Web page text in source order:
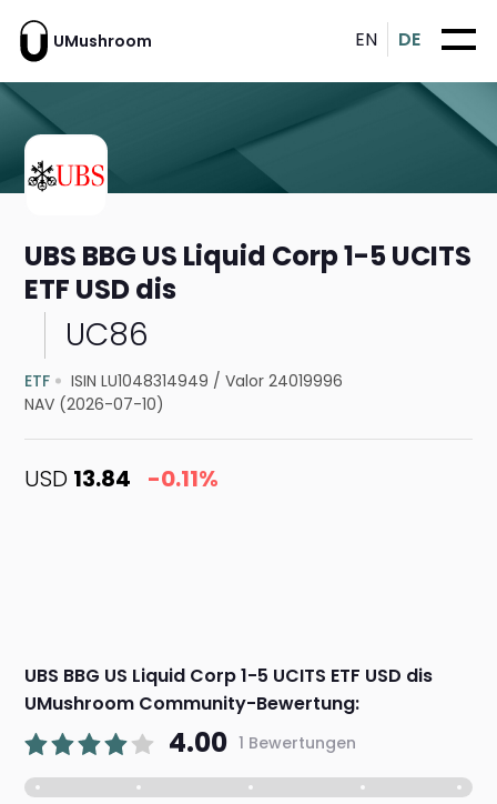
UMushroom EN DE
UBS BBG US Liquid Corp 1-5 UCITS
ETF USD dis
UC86
ETF ISIN LU1048314949 /Valor 24019996
NAV (2026-07-10)
USD 13.84 -0.11%
UBS BBG US Liquid Corp 1-5 UCITS ETF USD dis
UMushroom Community-Bewertung:
4.00 1 Bewertungen